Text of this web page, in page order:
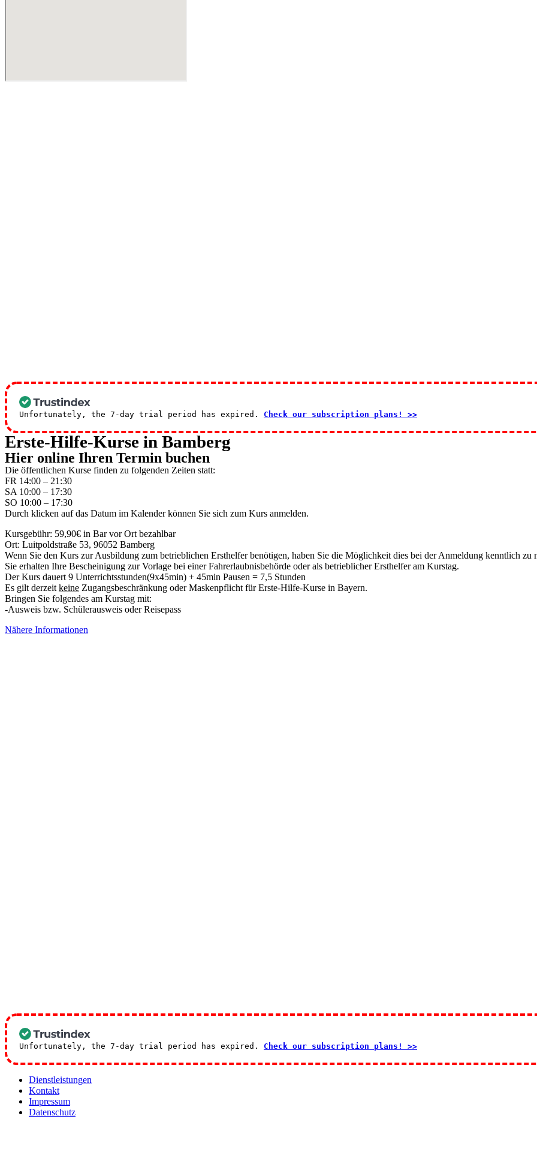
Unfortunately, the 7-day trial period has expired. Check our subscription plans! >>
Erste-Hilfe-Kurse in Bamberg
Hier online Ihren Termin buchen
Die öffentlichen Kurse finden zu folgenden Zeiten statt:
FR 14:00 – 21:30
SA 10:00 – 17:30
SO 10:00 – 17:30
Durch klicken auf das Datum im Kalender können Sie sich zum Kurs anmelden.
Kursgebühr: 59,90€ in Bar vor Ort bezahlbar
Ort: Luitpoldstraße 53, 96052 Bamberg
Wenn Sie den Kurs zur Ausbildung zum betrieblichen Ersthelfer benötigen, haben Sie die Möglichkeit dies bei der Anmeldung kenntlich zu
Sie erhalten Ihre Bescheinigung zur Vorlage bei einer Fahrerlaubnisbehörde oder als betrieblicher Ersthelfer am Kurstag.
Der Kurs dauert 9 Unterrichtsstunden(9x45min) + 45min Pausen = 7,5 Stunden
Es gilt derzeit keine Zugangsbeschränkung oder Maskenpflicht für Erste-Hilfe-Kurse in Bayern.
Bringen Sie folgendes am Kurstag mit:
-Ausweis bzw. Schülerausweis oder Reisepass
Nähere Informationen
Unfortunately, the 7-day trial period has expired. Check our subscription plans! >>
Dienstleistungen
Kontakt
Impressum
Datenschutz